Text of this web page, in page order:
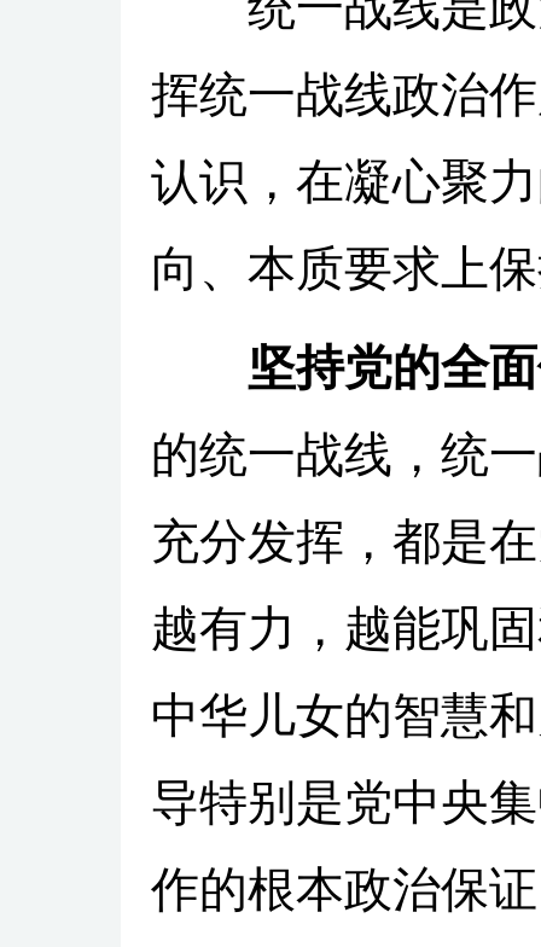
挥统一战线政治
认识，在凝心聚
向、本质要求上
坚持党的全
的统一战线，统
充分发挥，都是
越有力，越能巩
中华儿女的智慧
导特别是党中央
作的根本政治保